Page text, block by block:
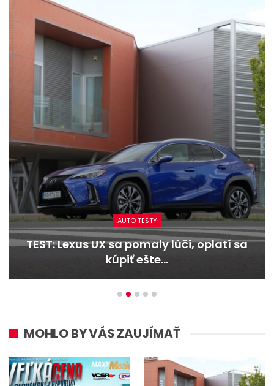
AUTO TESTY
TEST: Lexus UX sa pomaly lúči, oplatí sa
kúpiť ešte…
MOHLO BY VÁS ZAUJÍMAŤ